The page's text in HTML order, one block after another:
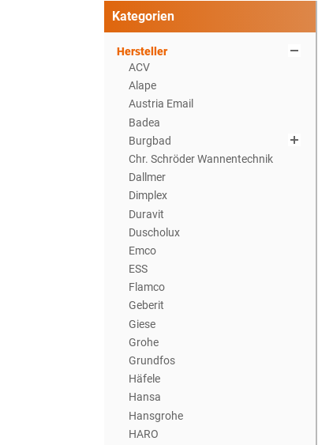
Kategorien
Hersteller
ACV
Alape
Austria Email
Badea
Burgbad
Chr. Schröder Wannentechnik
Dallmer
Dimplex
Duravit
Duscholux
Emco
ESS
Flamco
Geberit
Giese
Grohe
Grundfos
Häfele
Hansa
Hansgrohe
HARO